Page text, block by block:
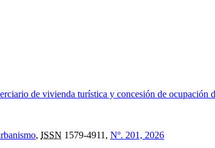
de vivienda turística y concesión de ocupación
, ISSN 1579-4911, Nº. 201, 2026